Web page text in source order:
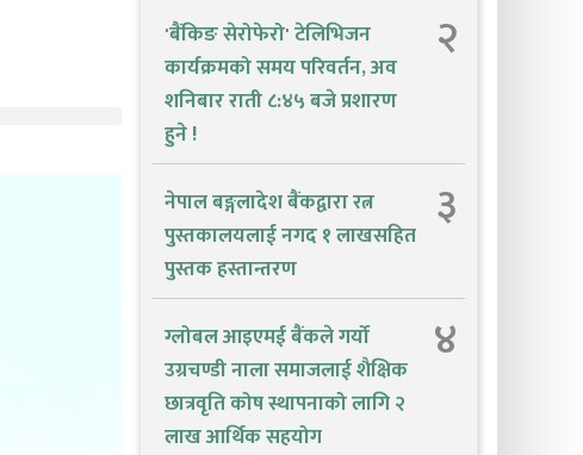
'बैंकिङ सेरोफेरो' टेलिभिजन
कार्यक्रमको समय परिवर्तन, अव
शनिबार राती ८:४५ बजे प्रशारण
हुने !
२
नेपाल बङ्गलादेश बैंकद्वारा रत्न
पुस्तकालयलाई नगद १ लाखसहित
पुस्तक हस्तान्तरण
३
ग्लोबल आइएमई बैंकले गर्यो
उग्रचण्डी नाला समाजलाई शैक्षिक
छात्रवृति कोष स्थापनाको लागि २
लाख आर्थिक सहयोग
४